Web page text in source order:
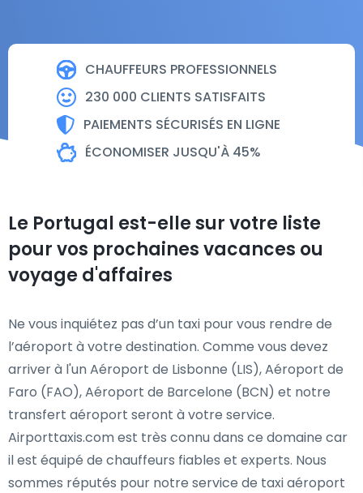
CHAUFFEURS PROFESSIONNELS
230 000 CLIENTS SATISFAITS
PAIEMENTS SÉCURISÉS EN LIGNE
ÉCONOMISER JUSQU'À 45%
Le Portugal est-elle sur votre liste
pour vos prochaines vacances ou
voyage d'affaires
Ne vous inquiétez pas d’un taxi pour vous rendre de
l’aéroport à votre destination. Comme vous devez
arriver à l'un Aéroport de Lisbonne (LIS), Aéroport de
Faro (FAO), Aéroport de Barcelone (BCN) et notre
transfert aéroport seront à votre service.
Airporttaxis.com est très connu dans ce domaine car
il est équipé de chauffeurs fiables et experts. Nous
sommes réputés pour notre service de taxi aéroport